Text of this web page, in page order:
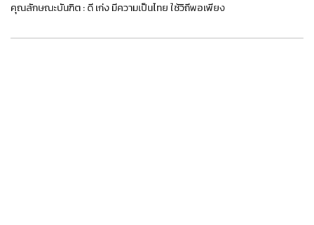
คุณลักษณะบันฑิต : ดี เก่ง มีความเป็นไทย ใช้วิถีพอเพียง